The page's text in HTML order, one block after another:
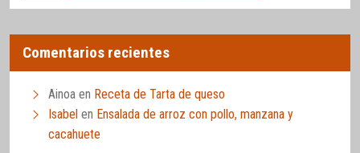
Comentarios recientes
Ainoa en Receta de Tarta de queso
Isabel en Ensalada de arroz con pollo, manzana y
cacahuete